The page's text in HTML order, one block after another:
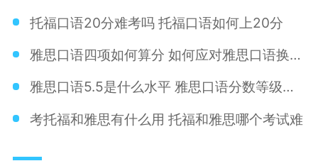
托福口语20分难考吗 托福口语如何上20分
雅思口语四项如何算分 如何应对雅思口语换题季
雅思口语5.5是什么水平 雅思口语分数等级划分
考托福和雅思有什么用 托福和雅思哪个考试难